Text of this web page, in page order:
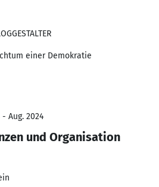
einer Demokratie
Aug. 2024
und Organisation